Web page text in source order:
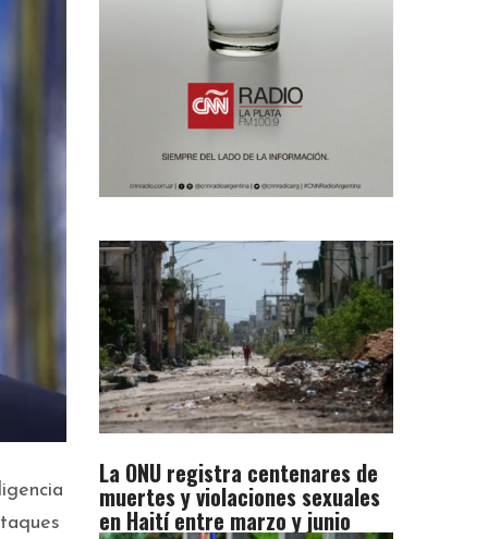
La ONU registra centenares de
muertes y violaciones sexuales
en Haití entre marzo y junio